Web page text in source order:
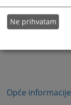
Opće informacije
Ne prihvatam